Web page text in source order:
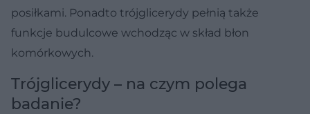
posiłkami. Ponadto trójglicerydy pełnią także
funkcje budulcowe wchodząc w skład błon
komórkowych.
Trójglicerydy – na czym polega
badanie?